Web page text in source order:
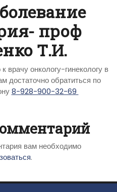
проф
Т.И.
врачу онкологу-гинекологу в
достаточно обратиться по
8-928-900-32-69
вам необходимо
.